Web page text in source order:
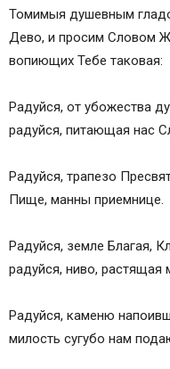
Томимыя душевным
Дево, и просим Словом
вопиющих Тебе таковая:
Радуйся, от убожества
радуйся, питающая нас
Радуйся, трапезо
Пище, манны приемнице.
Радуйся, земле Благая,
радуйся, ниво,
Радуйся, каменю
милость сугубо нам